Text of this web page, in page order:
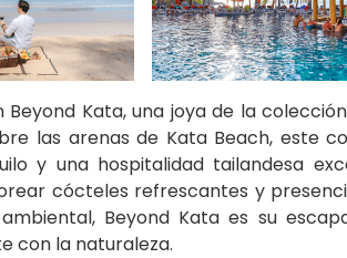
Kata, una joya de la
las arenas de Kata Beach, este
y una hospitalidad tailandesa
cócteles refrescantes y
Beyond Kata es su
con la naturaleza.